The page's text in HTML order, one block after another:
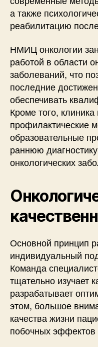
а также
реабилитацию
НМИЦ онкологии
работой в области
заболеваний, что
последние
обеспечивать
Кроме того,
профилактические
образовательные
раннюю
онкологических
Основной принцип
индивидуальный
Команда
тщательно изучает
разрабатывает
этом, большое
качества жизни
побочных